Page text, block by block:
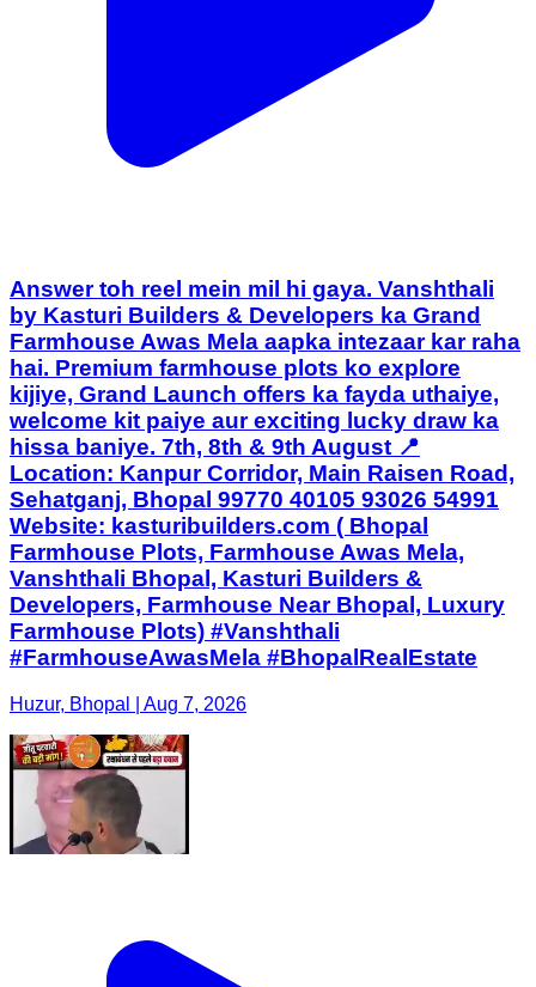
Answer toh reel mein mil hi gaya. Vanshthali
by Kasturi Builders & Developers ka Grand
Farmhouse Awas Mela aapka intezaar kar raha
hai. Premium farmhouse plots ko explore
kijiye, Grand Launch offers ka fayda uthaiye,
welcome kit paiye aur exciting lucky draw ka
hissa baniye. 7th, 8th & 9th August 📍
Location: Kanpur Corridor, Main Raisen Road,
Sehatganj, Bhopal 99770 40105 93026 54991
Website: kasturibuilders.com ( Bhopal
Farmhouse Plots, Farmhouse Awas Mela,
Vanshthali Bhopal, Kasturi Builders &
Developers, Farmhouse Near Bhopal, Luxury
Farmhouse Plots) #Vanshthali
#FarmhouseAwasMela #BhopalRealEstate
Huzur, Bhopal | Aug 7, 2026